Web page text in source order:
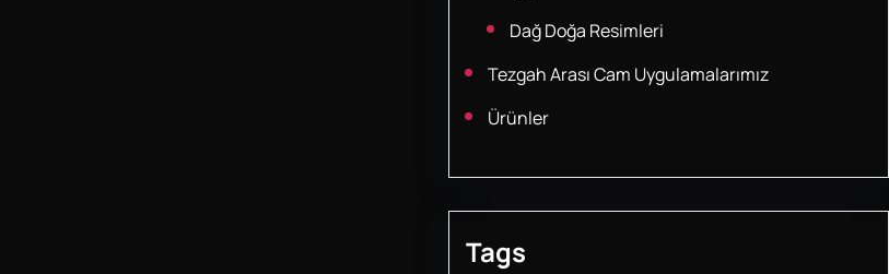
Dağ Doğa Resimleri
Tezgah Arası Cam Uygulamalarımız
Ürünler
Tags